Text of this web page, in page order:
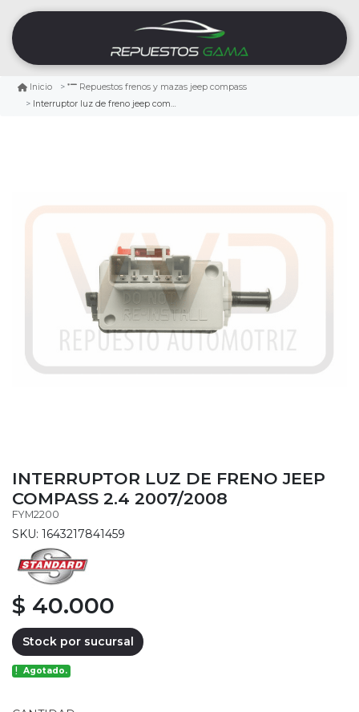
Inicio
Repuestos frenos y mazas jeep compass
Interruptor luz de freno jeep compass 2.4 2007/2008
INTERRUPTOR LUZ DE FRENO JEEP
COMPASS 2.4 2007/2008
FYM2200
SKU: 1643217841459
$ 40.000
Stock por sucursal
Agotado.